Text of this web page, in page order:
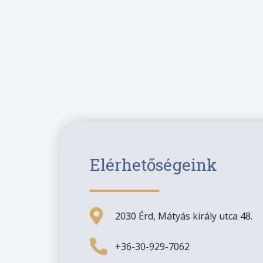
Elérhetőségeink
2030 Érd, Mátyás király utca 48.
+36-30-929-7062